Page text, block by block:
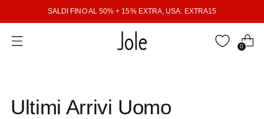
SALDI FINO AL 50% + 15% EXTRA, USA: EXTRA15
0
Ultimi Arrivi Uomo